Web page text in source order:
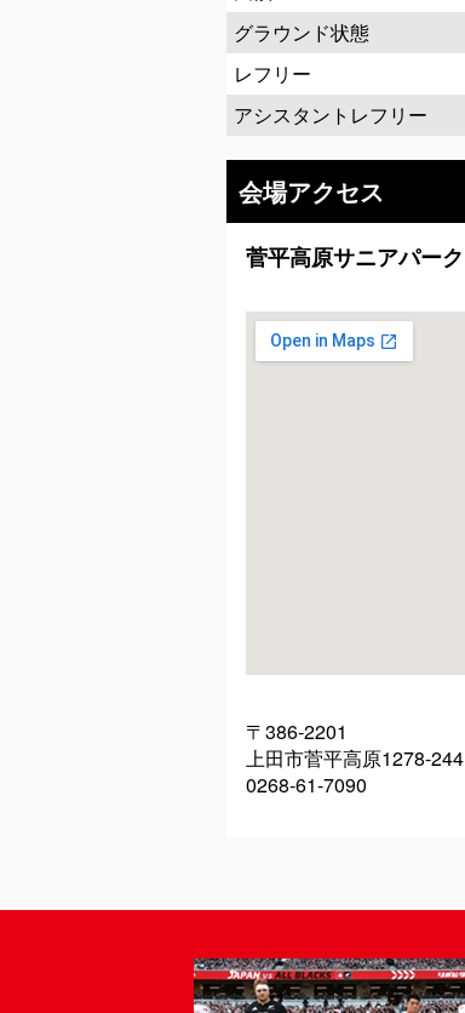
グラウンド状態
レフリー
アシスタントレフリー
会場アクセス
菅平高原サニアパーク
〒386-2201
上田市菅平高原1278-244
0268-61-7090